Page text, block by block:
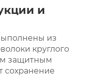
и
из
круглого
защитным
сохранение